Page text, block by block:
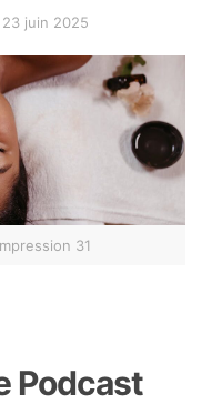
23 juin 2025
31
Podcast